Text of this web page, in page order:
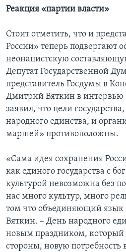
Реакция «партии власти»
Стоит отметить, что и
России» теперь подвергают
неонацистскую
Депутат Государственной
представитель Госдумы в
Дмитрий Вяткин в интервью
заявил, что цели
народного единства, и
маршей» противоположны.
«Сама идея сохранения
как единого государства с
культурой невозможна без
нас много культур, много
том что объединяющий язык
Вяткин. – День народного
новым праздником, который
стороны, новую потребность